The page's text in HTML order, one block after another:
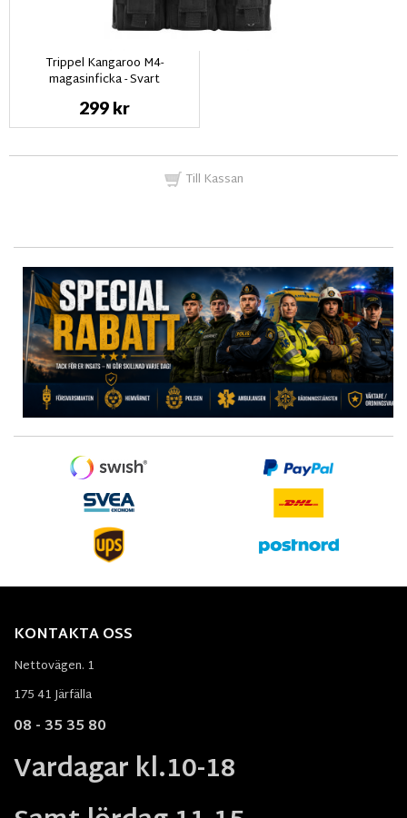
Trippel Kangaroo M4-
magasinficka - Svart
299 kr
Till Kassan
KONTAKTA OSS
Nettovägen. 1
175 41 Järfälla
08 - 35 35 80
Vardagar kl.10-18